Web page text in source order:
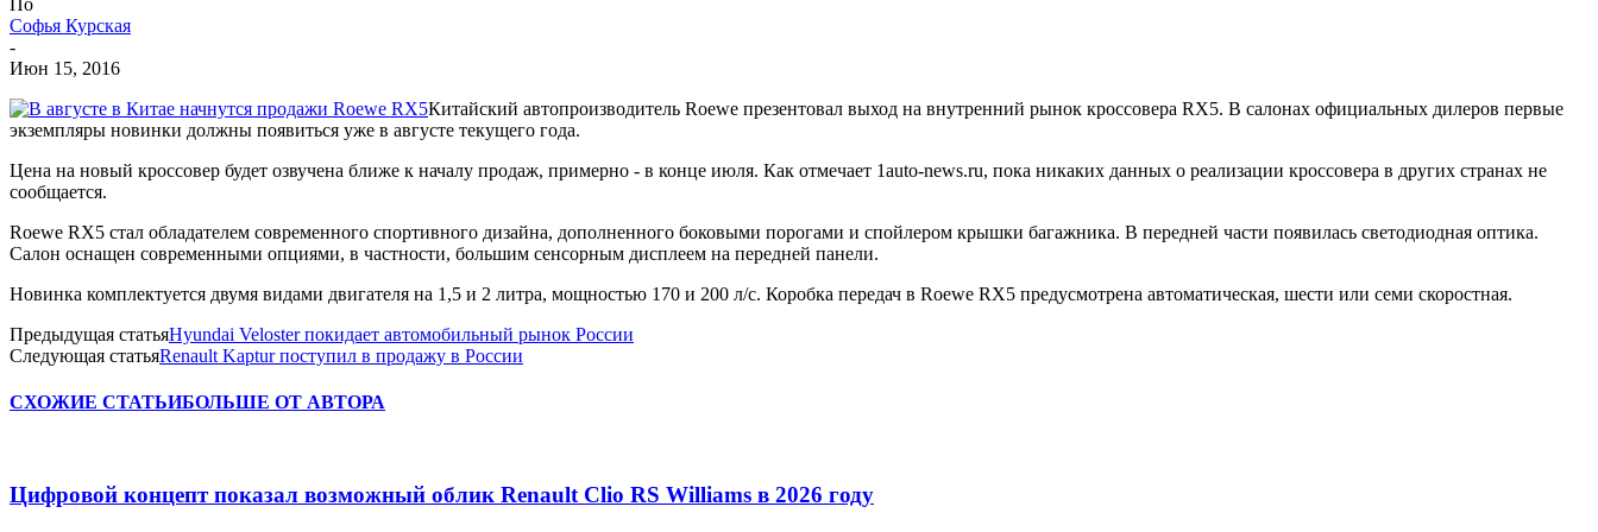
Софья Курская
-
Июн 15, 2016
Китайский автопроизводитель Roewe презентовал выход на внутренний рынок кроссовера RX5. В салонах официальных дилеров первые
экземпляры новинки должны появиться уже в августе текущего года.
Цена на новый кроссовер будет озвучена ближе к началу продаж, примерно - в конце июля. Как отмечает 1auto-news.ru, пока никаких данных о реализации кроссовера в других странах не
сообщается.
Roewe RX5 стал обладателем современного спортивного дизайна, дополненного боковыми порогами и спойлером крышки багажника. В передней части появилась светодиодная оптика.
Салон оснащен современными опциями, в частности, большим сенсорным дисплеем на передней панели.
Новинка комплектуется двумя видами двигателя на 1,5 и 2 литра, мощностью 170 и 200 л/с. Коробка передач в Roewe RX5 предусмотрена автоматическая, шести или семи скоростная.
Предыдущая статьяHyundai Veloster покидает автомобильный рынок России
Следующая статьяRenault Kaptur поступил в продажу в России
СХОЖИЕ СТАТЬИБОЛЬШЕ ОТ АВТОРА
Цифровой концепт показал возможный облик Renault Clio RS Williams в 2026 году